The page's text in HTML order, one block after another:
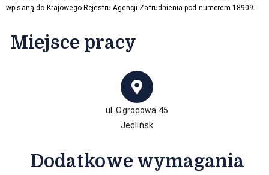
wpisaną do Krajowego Rejestru Agencji Zatrudnienia pod numerem 18909.
Miejsce pracy
ul. Ogrodowa 45
Jedlińsk
Dodatkowe wymagania